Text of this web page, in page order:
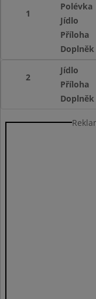
1
Polévka
Jídlo
Příloha
Doplněk
2
Jídlo
Příloha
Doplněk